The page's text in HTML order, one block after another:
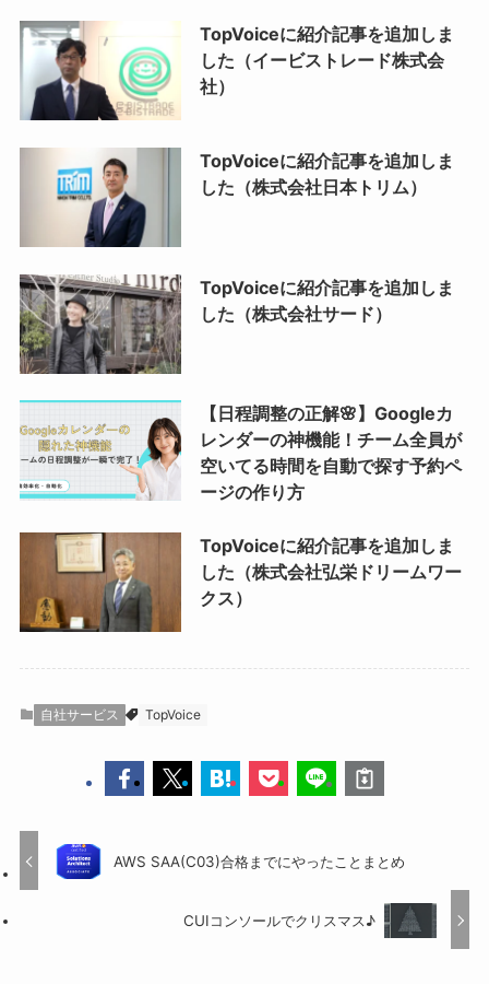
TopVoiceに紹介記事を追加しま
した（イービストレード株式会
社）
TopVoiceに紹介記事を追加しま
した（株式会社日本トリム）
TopVoiceに紹介記事を追加しま
した（株式会社サード）
【日程調整の正解🌸】Googleカ
レンダーの神機能！チーム全員が
空いてる時間を自動で探す予約ペ
ージの作り方
TopVoiceに紹介記事を追加しま
した（株式会社弘栄ドリームワー
クス）
自社サービス TopVoice
AWS SAA(C03)合格までにやったことまとめ
CUIコンソールでクリスマス♪